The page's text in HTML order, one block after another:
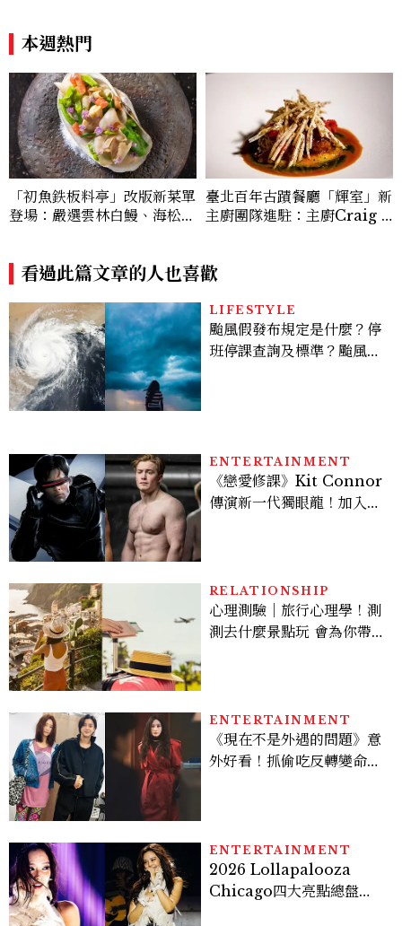
本週熱門
「初魚鉄板料亭」改版新菜單
登場：嚴選雲林白鰻、海松貝
臺北百年古蹟餐廳「輝室」新
主廚團隊進駐：主廚Craig Y
料理風味
看過此篇文章的人也喜歡
LIFESTYLE
颱風假發布規定是什麼？停
班停課查詢及標準？颱風假
ENTERTAINMENT
《戀愛修課》Kit Connor
傳演新一代獨眼龍！加入新
RELATIONSHIP
心理測驗｜旅行心理學！測
測去什麼景點玩 會為你帶來
ENTERTAINMENT
《現在不是外遇的問題》意
外好看！抓偷吃反轉變命
看點懶人包
ENTERTAINMENT
2026 Lollapalooza
Chicago四大亮點總盤